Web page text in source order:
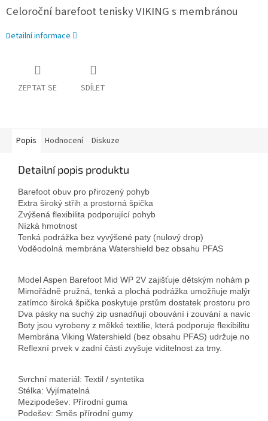
Celoroční barefoot tenisky VIKING s membránou
Detailní informace
ZEPTAT SE SDÍLET
Popis Hodnocení Diskuze
Detailní popis produktu
Barefoot obuv pro přirozený pohyb
Extra široký střih a prostorná špička
Zvýšená flexibilita podporující pohyb
Nízká hmotnost
Tenká podrážka bez vyvýšené paty (nulový drop)
Voděodolná membrána Watershield bez obsahu PFAS
Model Aspen Barefoot Mid WP 2V zajišťuje dětským nohám
Mimořádně pružná, tenká a plochá podrážka umožňuje malým
zatímco široká špička poskytuje prstům dostatek prostoru pro
Dva pásky na suchý zip usnadňují obouvání i zouvání a navíc
Boty jsou vyrobeny z měkké textilie, která podporuje flexibilitu a
Membrána Viking Watershield (bez obsahu PFAS) udržuje
Reflexní prvek v zadní části zvyšuje viditelnost za tmy.
Svrchní materiál: Textil / syntetika
Stélka: Vyjímatelná
Mezipodešev: Přírodní guma
Podešev: Směs přírodní gumy